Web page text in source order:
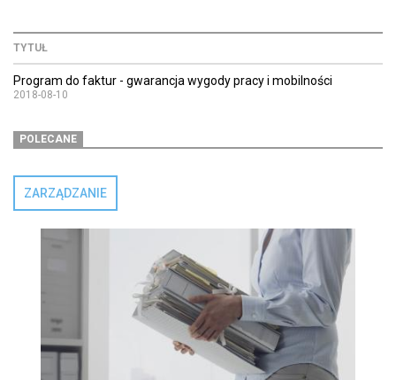
TYTUŁ
Program do faktur - gwarancja wygody pracy i mobilności
2018-08-10
POLECANE
ZARZĄDZANIE